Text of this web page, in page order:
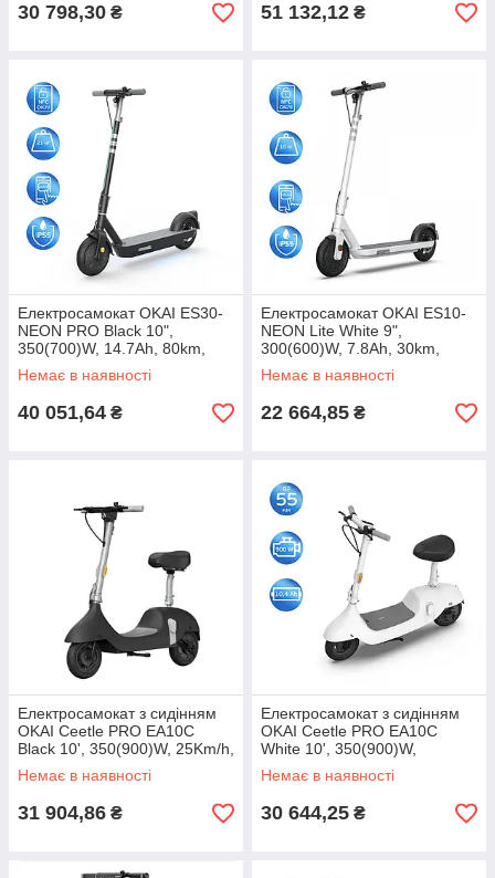
30 798,30 ₴ 51 132,12 ₴
Електросамокат OKAI ES30-
NEON PRO Black 10",
350(700)W, 14.7Ah, 80km,
25km\h, 25%, NFC, App, 21kg
Немає в наявності
40 051,64 ₴
Електросамокат OKAI ES10-
NEON Lite White 9",
300(600)W, 7.8Ah, 30km,
25km\h, 20%, NFC, App, 15kg
Немає в наявності
22 664,85 ₴
Електросамокат з сидінням
OKAI Ceetle PRO EA10C
Black 10', 350(900)W, 25Km/h,
10.4Ah, 55Km, 20%, NFC,
App, 29kg
Немає в наявності
31 904,86 ₴
Електросамокат з сидінням
OKAI Ceetle PRO EA10C
White 10', 350(900)W,
25Km/h, 10.4Ah, 55Km, 20%,
NFC, App.29kg
Немає в наявності
30 644,25 ₴